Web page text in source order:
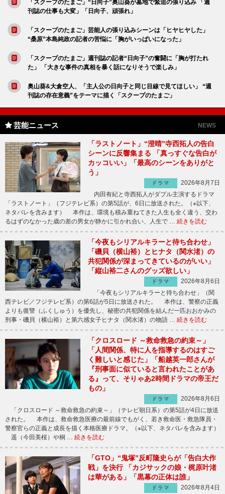
「スクープのたまご」“日向子”奥山葵が墓地で緊迫の張り込み 「週
刊誌の仕事も大変」「日向子、頑張れ」
「スクープのたまご」芸能人の張り込みシーンは「ヒヤヒヤした」
“桑原”本島純政の記者の苦悩に「胸がいっぱいになった」
「スクープのたまご」週刊誌の記者“日向子”の奮闘に「胸が打たれ
た」 「大きな事件の真相を暴く話になりそうで楽しみ」
奥山葵&大倉空人、「主人公の日向子と同じ目線で見てほしい」 “週
刊誌の存在意義”をテーマに描く「スクープのたまご」
芸能ニュース NEWS
「ラストノート」“澄晴”寺西拓人の告白
シーンに反響集まる 「真っすぐな告白が
カッコいい」「最高のシーンをありがと
う」
ドラマ
2026年8月7日
内田有紀と寺西拓人がダブル主演するドラマ
「ラストノート」（フジテレビ系）の第5話が、6日に放送された。（※以下、
ネタバレを含みます） 本作は、環境も積み重ねてきた人生も全く違う、交わ
るはずのなかった歳の差の男女が静かに引かれ合い、人生で … 続きを読む
「今夜もシリアルキラーと待ち合わせ」
「磯貝（横山裕）とヒナタ（関水渚）の
共犯関係が深まってきているのがいい」
「縦山裕二さんのグッズ欲しい」
ドラマ
2026年8月6日
「今夜もシリアルキラーと待ち合わせ」（関
西テレビ／フジテレビ系）の第6話が5日に放送された。 本作は、警察の正義
よりも復讐（ふくしゅう）を優先し、秘密の共犯関係を結んだ一匹おおかみの
刑事・磯貝（横山裕）と第六感女子ヒナタ（関水渚）の物語 … 続きを読む
「クロスロード ～救命救急の約束～」
「人間関係、特に人を指導するのはすご
く難しいと感じた」「船越英一郎さんが
『刑事面に似ていると言われたことがあ
る』って、そりゃあ2時間ドラマの帝王だ
もの」
ドラマ
2026年8月6日
「クロスロード ～救命救急の約束～」（テレビ朝日系）の第5話が4日に放送
された。 本作は、救命救急医療の最前線でもがく、若き救命医・救急隊員・
警察官らの正義と成長を描く本格医療ドラマ。（※以下、ネタバレを含みます）
遥（今田美桜）や桐 … 続きを読む
「GTO」“鬼塚”反町隆史らが「告白大作
戦」を決行 「カジサックの娘・梶原叶渚
は華がある」「黒幕の正体は誰」
ドラマ
2026年8月4日